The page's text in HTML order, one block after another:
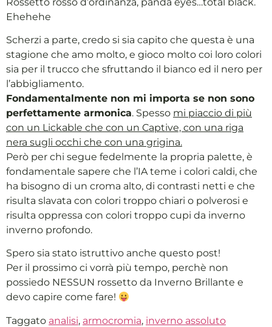
Ehehehe
Scherzi a parte, credo si sia capito che questa è una
stagione che amo molto, e gioco molto coi loro colori
sia per il trucco che sfruttando il bianco ed il nero per
l’abbigliamento.
Fondamentalmente non mi importa se non sono
perfettamente armonica. Spesso mi piaccio di più
con un Lickable che con un Captive, con una riga
nera sugli occhi che con una grigina.
Però per chi segue fedelmente la propria palette, è
fondamentale sapere che l’IA teme i colori caldi, che
ha bisogno di un croma alto, di contrasti netti e che
risulta slavata con colori troppo chiari o polverosi e
risulta oppressa con colori troppo cupi da inverno
inverno profondo.
Spero sia stato istruttivo anche questo post!
Per il prossimo ci vorrà più tempo, perchè non
possiedo NESSUN rossetto da Inverno Brillante e
devo capire come fare!
Taggato analisi, armocromia, inverno assoluto